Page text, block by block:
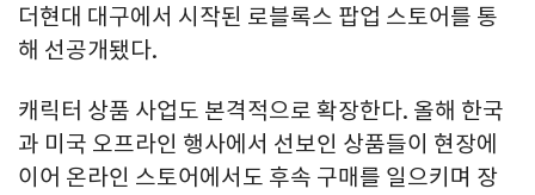
더현대 대구에서 시작된 로블록스 팝업 스토어를 통
해 선공개됐다.
캐릭터 상품 사업도 본격적으로 확장한다. 올해 한국
과 미국 오프라인 행사에서 선보인 상품들이 현장에
이어 온라인 스토어에서도 후속 구매를 일으키며 장